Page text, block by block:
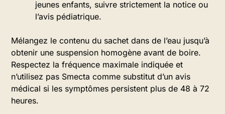
jeunes enfants, suivre strictement la notice ou
l’avis pédiatrique.
Mélangez le contenu du sachet dans de l’eau jusqu’à
obtenir une suspension homogène avant de boire.
Respectez la fréquence maximale indiquée et
n’utilisez pas Smecta comme substitut d’un avis
médical si les symptômes persistent plus de 48 à 72
heures.